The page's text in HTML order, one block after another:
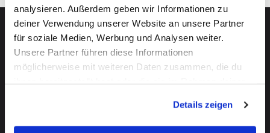
analysieren. Außerdem geben wir Informationen zu
deiner Verwendung unserer Website an unsere Partner
für soziale Medien, Werbung und Analysen weiter.
Unsere Partner führen diese Informationen
möglicherweise mit weiteren Daten zusammen, die du
Datenschutzerklärung.
Details zeigen